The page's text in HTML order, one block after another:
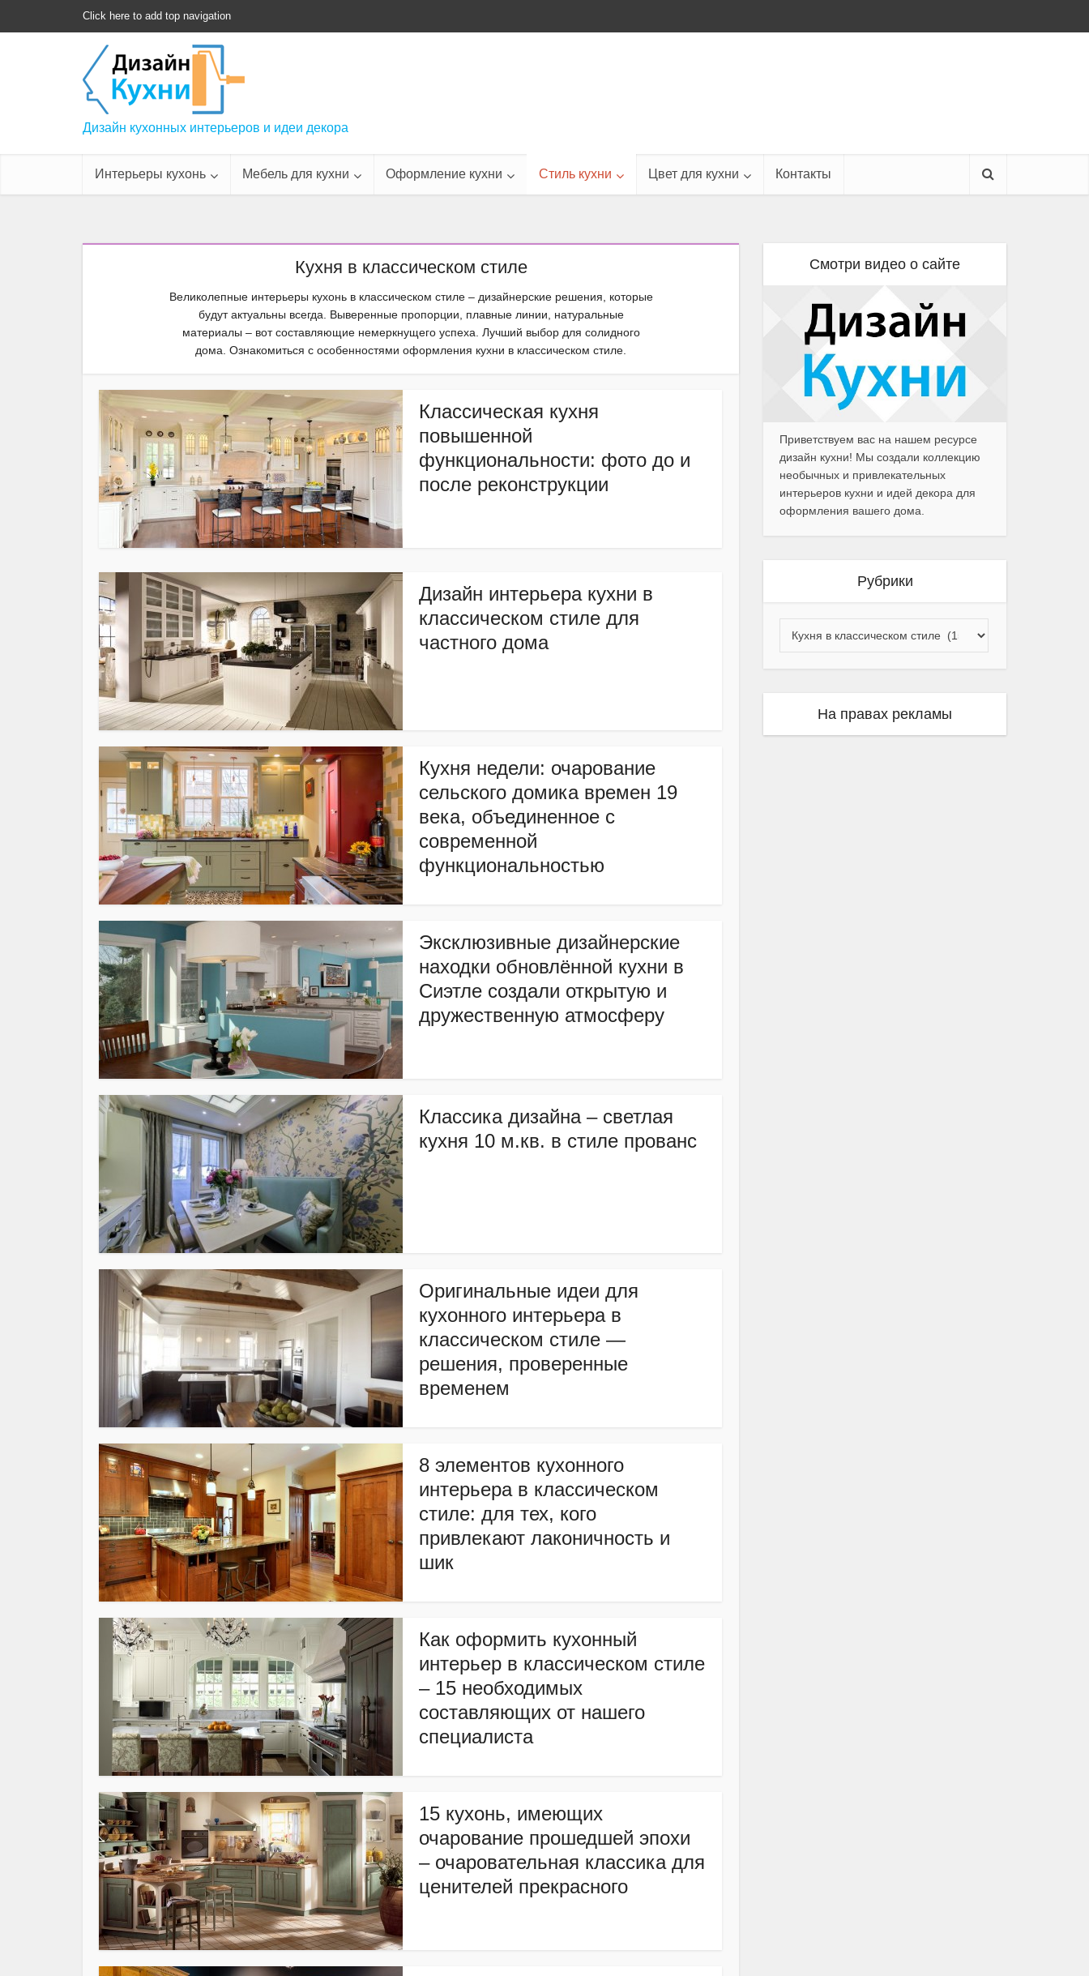
Click here to add top navigation
Дизайн кухонных интерьеров и идеи декора
Интерьеры кухонь Мебель для кухни Оформление кухни Стиль кухни Цвет для кухни Контакты
Кухня в классическом стиле
Великолепные интерьеры кухонь в классическом стиле – дизайнерские решения, которые
будут актуальны всегда. Выверенные пропорции, плавные линии, натуральные
материалы – вот составляющие немеркнущего успеха. Лучший выбор для солидного
дома. Ознакомиться с особенностями оформления кухни в классическом стиле.
Классическая кухня
повышенной
функциональности: фото до и
после реконструкции
Дизайн интерьера кухни в
классическом стиле для
частного дома
Кухня недели: очарование
сельского домика времен 19
века, объединенное с
современной
функциональностью
Эксклюзивные дизайнерские
находки обновлённой кухни в
Сиэтле создали открытую и
дружественную атмосферу
Классика дизайна – светлая
кухня 10 м.кв. в стиле прованс
Оригинальные идеи для
кухонного интерьера в
классическом стиле —
решения, проверенные
временем
8 элементов кухонного
интерьера в классическом
стиле: для тех, кого
привлекают лаконичность и
шик
Как оформить кухонный
интерьер в классическом стиле
– 15 необходимых
составляющих от нашего
специалиста
15 кухонь, имеющих
очарование прошедшей эпохи
– очаровательная классика для
ценителей прекрасного
Смотри видео о сайте
Приветствуем вас на нашем ресурсе
дизайн кухни! Мы создали коллекцию
необычных и привлекательных
интерьеров кухни и идей декора для
оформления вашего дома.
Рубрики
На правах рекламы